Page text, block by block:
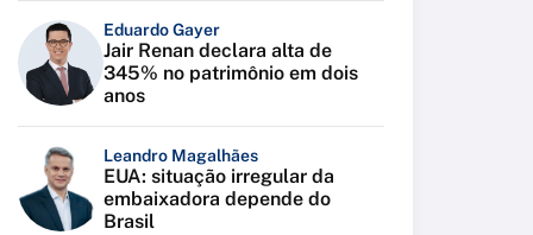
Eduardo Gayer
Jair Renan declara alta de
345% no patrimônio em dois
anos
Leandro Magalhães
EUA: situação irregular da
embaixadora depende do
Brasil